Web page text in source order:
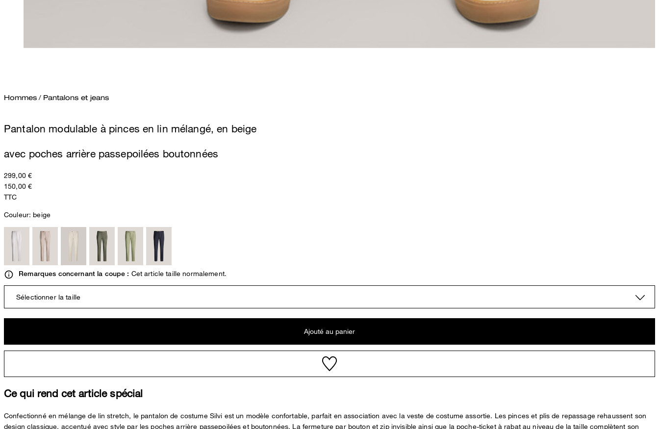
Hommes / Pantalons et jeans
Pantalon modulable à pinces en lin mélangé, en beige
avec poches arrière passepoilées boutonnées
299,00 €
150,00 €
TTC
Couleur: beige
Remarques concernant la coupe : Cet article taille normalement.
Sélectionner la taille
Ajouté au panier
Ce qui rend cet article spécial
Confectionné en mélange de lin stretch, le pantalon de costume Silvi est un modèle confortable, parfait en association avec la veste de costume assortie. Les pinces et plis de repassage rehaussent son
design classique, accentué avec style par les poches arrière passepoilées et boutonnées. La fermeture par bouton et zip invisible ainsi que la poche-ticket à rabat au niveau de la taille complètent son